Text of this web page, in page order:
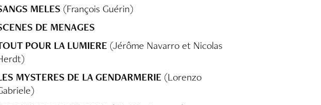
MELES (François Guérin)
DE MENAGES
POUR LA LUMIERE (Jérôme Navarro et Nicolas
MYSTERES DE LA GENDARMERIE (Lorenzo